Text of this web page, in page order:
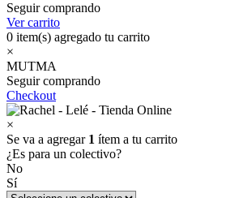
Seguir comprando
Ver carrito
0 item(s) agregado tu carrito
×
MUTMA
Seguir comprando
Checkout
×
Se va a agregar 1 ítem a tu carrito
¿Es para un colectivo?
No
Sí